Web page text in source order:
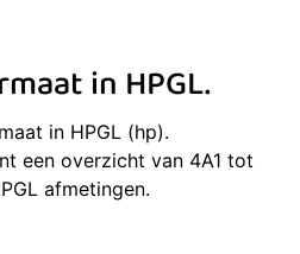
in HPGL.
in HPGL (hp).
een overzicht van 4A1 tot
afmetingen.